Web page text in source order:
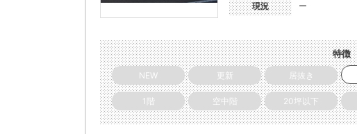
現況 ー
特徴
NEW 更新 居抜き
1階 空中階 20坪以下